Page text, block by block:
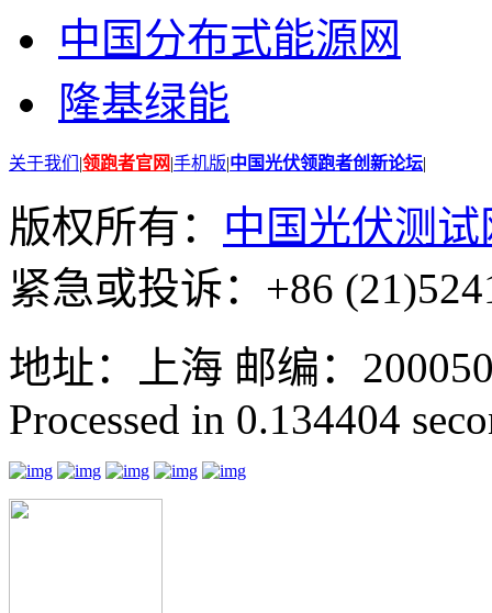
中国分布式能源网
隆基绿能
关于我们 |领跑者官网|手机版|中国光伏领跑者创新论坛|
版权所有： 中国光伏测试
紧急或投诉：+86
地址：上海 邮编：
Processed in 0.134404